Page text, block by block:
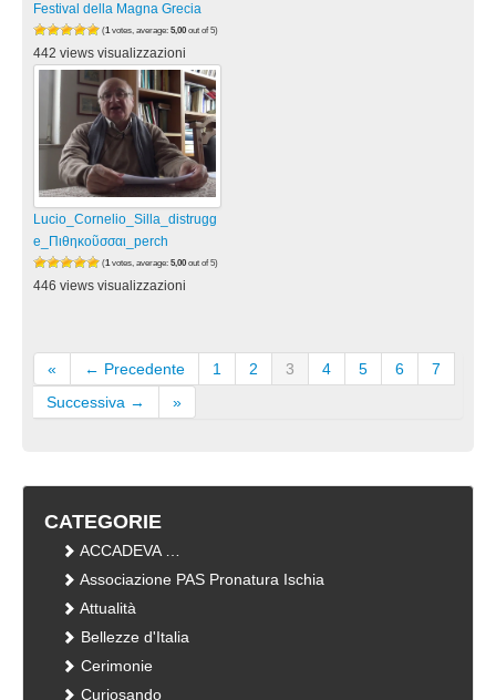
Festival della Magna Grecia
(1 votes, average: 5,00 out of 5)
442 views visualizzazioni
Lucio_Cornelio_Silla_distrugg
e_Πιθηκοῦσσαι_perch
(1 votes, average: 5,00 out of 5)
446 views visualizzazioni
« ← Precedente 1 2 3 4 5 6
7
Successiva →
»
CATEGORIE
ACCADEVA …
Associazione PAS Pronatura Ischia
Attualità
Bellezze d'Italia
Cerimonie
Curiosando